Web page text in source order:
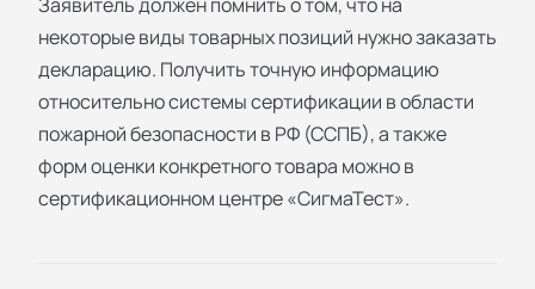
некоторые виды товарных позиций нужно заказать
декларацию. Получить точную информацию
относительно системы сертификации в области
пожарной безопасности в РФ (ССПБ), а также
форм оценки конкретного товара можно в
сертификационном центре «СигмаТест».